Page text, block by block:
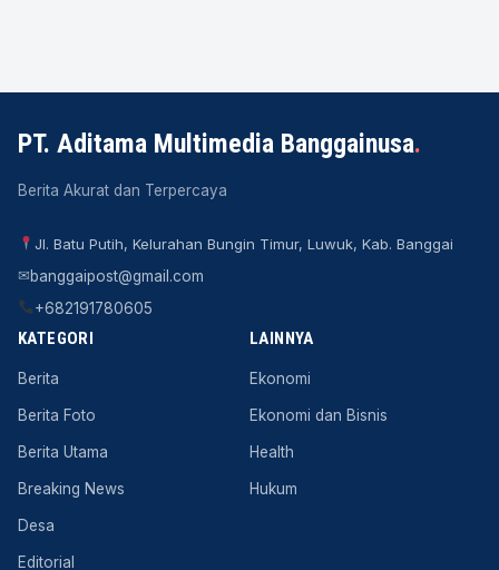
PT. Aditama Multimedia Banggainusa.
Berita Akurat dan Terpercaya
Jl. Batu Putih, Kelurahan Bungin Timur, Luwuk, Kab. Banggai
✉banggaipost@gmail.com
+682191780605
KATEGORI
Berita
Berita Foto
Berita Utama
Breaking News
Desa
Editorial
LAINNYA
Ekonomi
Ekonomi dan Bisnis
Health
Hukum